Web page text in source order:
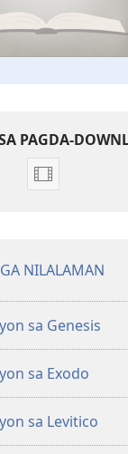
PAGDA-
Mga
download
video
Video
Introduksiyon
sa
mga
Aklat
NILALAMAN
sa Genesis
sa Exodo
sa Levitico